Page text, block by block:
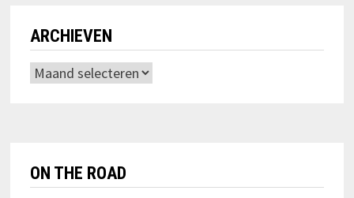
ARCHIEVEN
Archieven
ON THE ROAD